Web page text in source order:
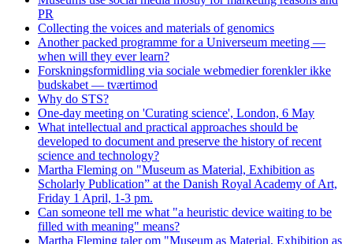
PR
Collecting the voices and materials of genomics
Another packed programme for a Universeum meeting —
when will they ever learn?
Forskningsformidling via sociale webmedier forenkler ikke
budskabet — tværtimod
Why do STS?
One-day meeting on 'Curating science', London, 6 May
What intellectual and practical approaches should be
developed to document and preserve the history of recent
science and technology?
Martha Fleming on "Museum as Material, Exhibition as
Scholarly Publication” at the Danish Royal Academy of Art,
Friday 1 April, 1-3 pm.
Can someone tell me what "a heuristic device waiting to be
filled with meaning" means?
Martha Fleming taler om "Museum as Material, Exhibition as